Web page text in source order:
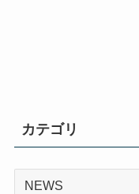
カテゴリ
カ